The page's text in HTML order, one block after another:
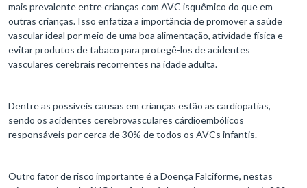
mais prevalente entre crianças com AVC isquêmico do que em
outras crianças. Isso enfatiza a importância de promover a saúde
vascular ideal por meio de uma boa alimentação, atividade física e
evitar produtos de tabaco para protegê-los de acidentes
vasculares cerebrais recorrentes na idade adulta.
Dentre as possíveis causas em crianças estão as cardiopatias,
sendo os acidentes cerebrovasculares cárdioembólicos
responsáveis por cerca de 30% de todos os AVCs infantis.
Outro fator de risco importante é a Doença Falciforme, nestas